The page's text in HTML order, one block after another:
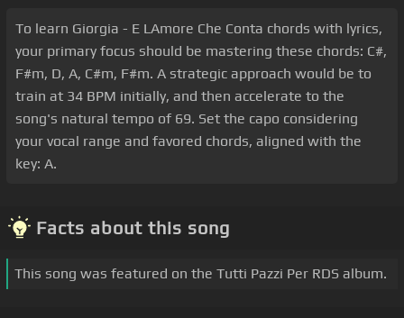
To learn Giorgia - E LAmore Che Conta chords with lyrics,
your primary focus should be mastering these chords: C#,
F#m, D, A, C#m, F#m. A strategic approach would be to
train at 34 BPM initially, and then accelerate to the
song's natural tempo of 69. Set the capo considering
your vocal range and favored chords, aligned with the
key: A.
Facts about this song
This song was featured on the Tutti Pazzi Per RDS album.